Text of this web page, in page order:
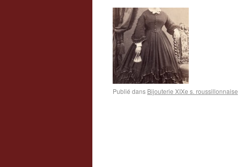
Publié dans Bijouterie XIXe s. roussillonnaise